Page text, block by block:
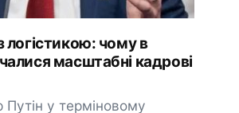
логістикою: чому в
масштабні кадрові
у терміновому